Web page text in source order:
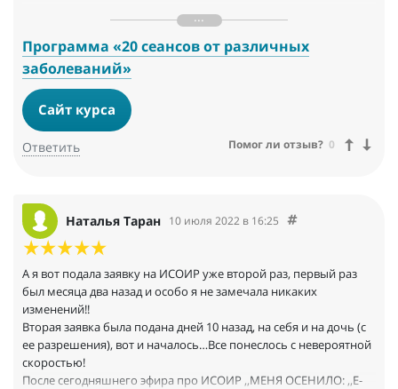
гипотериоза, как и низкая, ниже нормы, температура тела.
Сегодня врач объявила мне результаты анализов: щитовидка в
порядке. А холестерин 5,3, а норма 5.2. То есть чуть выше
нормы, а был в три раза! Ура!!! Рейки- это круто! ОЛя, спасибо
за открытие этого мира.
Программа «20 сеансов от различных
заболеваний»
Сайт курса
Ответить Помог ли отзыв? 0
Наталья Таран 10 июля 2022 в 16:25
А я вот подала заявку на ИСОИР уже второй раз, первый раз
был месяца два назад и особо я не замечала никаких
изменений!!
Вторая заявка была подана дней 10 назад, на себя и на дочь (с
ее разрешения), вот и началось…Все понеслось с невероятной
скоростью!
После сегодняшнего эфира про ИСОИР ,,МЕНЯ ОСЕНИЛО: ,,Е-